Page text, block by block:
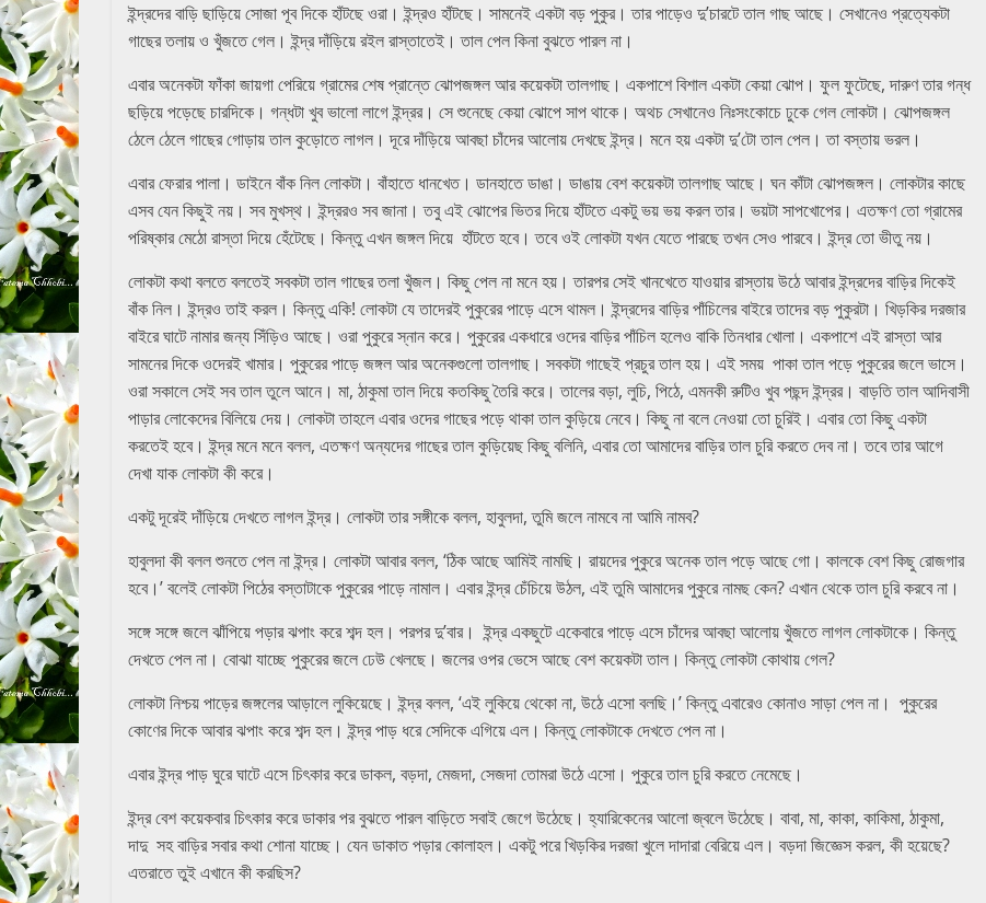
ইন্দ্রদের বাড়ি ছাড়িয়ে সোজা পূব দিকে হাঁটছে ওরা। ইন্দ্রও হাঁটছে। সামনেই একটা বড় পুকুর। তার পাড়েও দু’চারটে তাল গাছ আছে। সেখানেও প্রত্যেকটা
গাছের তলায় ও খুঁজতে গেল। ইন্দ্র দাঁড়িয়ে রইল রাস্তাতেই। তাল পেল কিনা বুঝতে পারল না।
এবার অনেকটা ফাঁকা জায়গা পেরিয়ে গ্রামের শেষ প্রান্তে ঝোপজঙ্গল আর কয়েকটা তালগাছ। একপাশে বিশাল একটা কেয়া ঝোপ। ফুল ফুটেছে, দারুণ তার গন্ধ
ছড়িয়ে পড়েছে চারদিকে। গন্ধটা খুব ভালো লাগে ইন্দ্রর। সে শুনেছে কেয়া ঝোপে সাপ থাকে। অথচ সেখানেও নিঃসংকোচে ঢুকে গেল লোকটা। ঝোপজঙ্গল
ঠেলে ঠেলে গাছের গোড়ায় তাল কুড়োতে লাগল। দূরে দাঁড়িয়ে আবছা চাঁদের আলোয় দেখছে ইন্দ্র। মনে হয় একটা দু’টো তাল পেল। তা বস্তায় ভরল।
এবার ফেরার পালা। ডাইনে বাঁক নিল লোকটা। বাঁহাতে ধানখেত। ডানহাতে ডাঙা। ডাঙায় বেশ কয়েকটা তালগাছ আছে। ঘন কাঁটা ঝোপজঙ্গল। লোকটার কাছে
এসব যেন কিছুই নয়। সব মুখস্থ। ইন্দ্ররও সব জানা। তবু এই ঝোপের ভিতর দিয়ে হাঁটতে একটু ভয় ভয় করল তার। ভয়টা সাপখোপের। এতক্ষণ তো গ্রামের
পরিষ্কার মেঠো রাস্তা দিয়ে হেঁটেছে। কিন্তু এখন জঙ্গল দিয়ে হাঁটতে হবে। তবে ওই লোকটা যখন যেতে পারছে তখন সেও পারবে। ইন্দ্র তো ভীতু নয়।
লোকটা কথা বলতে বলতেই সবকটা তাল গাছের তলা খুঁজল। কিছু পেল না মনে হয়। তারপর সেই খানখেতে যাওয়ার রাস্তায় উঠে আবার ইন্দ্রদের বাড়ির দিকেই
বাঁক নিল। ইন্দ্রও তাই করল। কিন্তু একি! লোকটা যে তাদেরই পুকুরের পাড়ে এসে থামল। ইন্দ্রদের বাড়ির পাঁচিলের বাইরে তাদের বড় পুকুরটা। খিড়কির দরজার
বাইরে ঘাটে নামার জন্য সিঁড়িও আছে। ওরা পুকুরে স্নান করে। পুকুরের একধারে ওদের বাড়ির পাঁচিল হলেও বাকি তিনধার খোলা। একপাশে এই রাস্তা আর
সামনের দিকে ওদেরই খামার। পুকুরের পাড়ে জঙ্গল আর অনেকগুলো তালগাছ। সবকটা গাছেই প্রচুর তাল হয়। এই সময় পাকা তাল পড়ে পুকুরের জলে ভাসে।
ওরা সকালে সেই সব তাল তুলে আনে। মা, ঠাকুমা তাল দিয়ে কতকিছু তৈরি করে। তালের বড়া, লুচি, পিঠে, এমনকী রুটিও খুব পছন্দ ইন্দ্রর। বাড়তি তাল আদিবাসী
পাড়ার লোকেদের বিলিয়ে দেয়। লোকটা তাহলে এবার ওদের গাছের পড়ে থাকা তাল কুড়িয়ে নেবে। কিছু না বলে নেওয়া তো চুরিই। এবার তো কিছু একটা
করতেই হবে। ইন্দ্র মনে মনে বলল, এতক্ষণ অন্যদের গাছের তাল কুড়িয়েছ কিছু বলিনি, এবার তো আমাদের বাড়ির তাল চুরি করতে দেব না। তবে তার আগে
দেখা যাক লোকটা কী করে।
একটু দূরেই দাঁড়িয়ে দেখতে লাগল ইন্দ্র। লোকটা তার সঙ্গীকে বলল, হাবুলদা, তুমি জলে নামবে না আমি নামব?
হাবুলদা কী বলল শুনতে পেল না ইন্দ্র। লোকটা আবার বলল, ‘ঠিক আছে আমিই নামছি। রায়দের পুকুরে অনেক তাল পড়ে আছে গো। কালকে বেশ কিছু রোজগার
হবে।’ বলেই লোকটা পিঠের বস্তাটাকে পুকুরের পাড়ে নামাল। এবার ইন্দ্র চেঁচিয়ে উঠল, এই তুমি আমাদের পুকুরে নামছ কেন? এখান থেকে তাল চুরি করবে না।
সঙ্গে সঙ্গে জলে ঝাঁপিয়ে পড়ার ঝপাং করে শব্দ হল। পরপর দু’বার। ইন্দ্র একছুটে একেবারে পাড়ে এসে চাঁদের আবছা আলোয় খুঁজতে লাগল লোকটাকে। কিন্তু
দেখতে পেল না। বোঝা যাচ্ছে পুকুরের জলে ঢেউ খেলছে। জলের ওপর ভেসে আছে বেশ কয়েকটা তাল। কিন্তু লোকটা কোথায় গেল?
লোকটা নিশ্চয় পাড়ের জঙ্গলের আড়ালে লুকিয়েছে। ইন্দ্র বলল, ‘এই লুকিয়ে থেকো না, উঠে এসো বলছি।’ কিন্তু এবারেও কোনাও সাড়া পেল না। পুকুরের
কোণের দিকে আবার ঝপাং করে শব্দ হল। ইন্দ্র পাড় ধরে সেদিকে এগিয়ে এল। কিন্তু লোকটাকে দেখতে পেল না।
এবার ইন্দ্র পাড় ঘুরে ঘাটে এসে চিৎকার করে ডাকল, বড়দা, মেজদা, সেজদা তোমরা উঠে এসো। পুকুরে তাল চুরি করতে নেমেছে।
ইন্দ্র বেশ কয়েকবার চিৎকার করে ডাকার পর বুঝতে পারল বাড়িতে সবাই জেগে উঠেছে। হ্যারিকেনের আলো জ্বলে উঠেছে। বাবা, মা, কাকা, কাকিমা, ঠাকুমা,
দাদু সহ বাড়ির সবার কথা শোনা যাচ্ছে। যেন ডাকাত পড়ার কোলাহল। একটু পরে খিড়কির দরজা খুলে দাদারা বেরিয়ে এল। বড়দা জিজ্ঞেস করল, কী হয়েছে?
এতরাতে তুই এখানে কী করছিস?